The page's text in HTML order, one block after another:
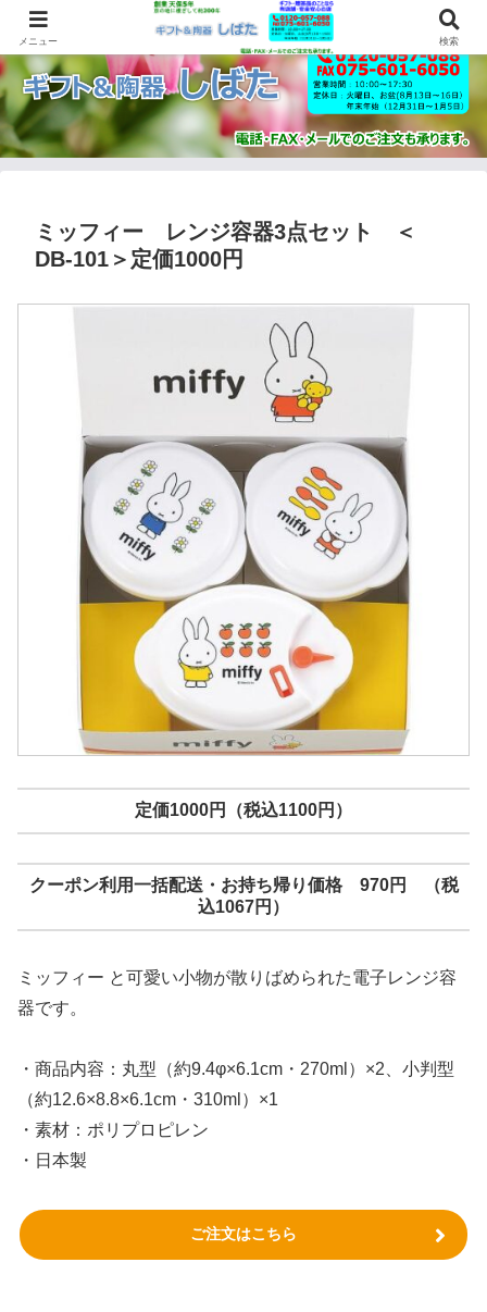
ミッフィー レンジ容器3点セット ＜
DB-101＞定価1000円
定価1000円（税込1100円）
クーポン利用一括配送・お持ち帰り価格 970円 （税
込1067円）
ミッフィー と可愛い小物が散りばめられた電子レンジ容
器です。
・商品内容：丸型（約9.4φ×6.1cm・270ml）×2、小判型
（約12.6×8.8×6.1cm・310ml）×1
・素材：ポリプロピレン
・日本製
ご注文はこちら
メニュー 検索